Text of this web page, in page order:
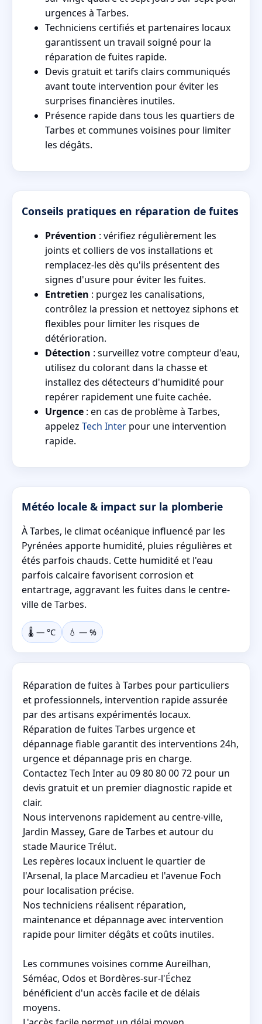
urgences à Tarbes.
Techniciens certifiés et partenaires locaux
garantissent un travail soigné pour la
réparation de fuites rapide.
Devis gratuit et tarifs clairs communiqués
avant toute intervention pour éviter les
surprises financières inutiles.
Présence rapide dans tous les quartiers de
Tarbes et communes voisines pour limiter
les dégâts.
Conseils pratiques en réparation de fuites
Prévention : vérifiez régulièrement les
joints et colliers de vos installations et
remplacez-les dès qu'ils présentent des
signes d'usure pour éviter les fuites.
Entretien : purgez les canalisations,
contrôlez la pression et nettoyez siphons et
flexibles pour limiter les risques de
détérioration.
Détection : surveillez votre compteur d'eau,
utilisez du colorant dans la chasse et
installez des détecteurs d'humidité pour
repérer rapidement une fuite cachée.
Urgence : en cas de problème à Tarbes,
appelez Tech Inter pour une intervention
rapide.
Météo locale & impact sur la plomberie
À Tarbes, le climat océanique influencé par les
Pyrénées apporte humidité, pluies régulières et
étés parfois chauds. Cette humidité et l'eau
parfois calcaire favorisent corrosion et
entartrage, aggravant les fuites dans le centre-
ville de Tarbes.
🌡️ — °C 💧 — %
Réparation de fuites à Tarbes pour particuliers
et professionnels, intervention rapide assurée
par des artisans expérimentés locaux.
Réparation de fuites Tarbes urgence et
dépannage fiable garantit des interventions 24h,
urgence et dépannage pris en charge.
Contactez Tech Inter au 09 80 80 00 72 pour un
devis gratuit et un premier diagnostic rapide et
clair.
Nous intervenons rapidement au centre-ville,
Jardin Massey, Gare de Tarbes et autour du
stade Maurice Trélut.
Les repères locaux incluent le quartier de
l'Arsenal, la place Marcadieu et l'avenue Foch
pour localisation précise.
Nos techniciens réalisent réparation,
maintenance et dépannage avec intervention
rapide pour limiter dégâts et coûts inutiles.
Les communes voisines comme Aureilhan,
Séméac, Odos et Bordères-sur-l'Échez
bénéficient d'un accès facile et de délais
moyens.